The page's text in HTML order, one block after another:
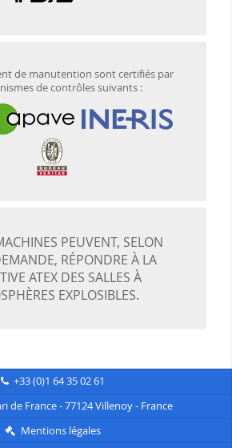
de manutention sont certifiés par
de contrôles suivants :
PEUVENT, SELON
RÉPONDRE À LA
ATEX DES SALLES À
EXPLOSIBLES.
+33 (0)1 64 35 02 61
de France - 77124 Villenoy - France
Mentions légales